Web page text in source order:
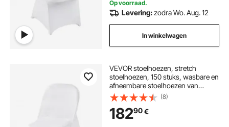
Op voorraad.
Levering:zodra Wo. Aug. 12
In winkelwagen
VEVOR stoelhoezen, stretch
stoelhoezen, 150 stuks, wasbare en
afneembare stoelhoezen van
polyester-spandex voor bruiloften
en diners, geschikt voor
klapstoelen (45 x 46 x 77 cm), wit
(8)
18290€